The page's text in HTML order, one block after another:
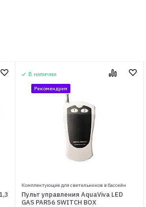
В наличии
Рекомендуем
Комплектующие для светильников в бассейн
Пульт управления AquaViva LED
GAS PAR56 SWITCH BOX